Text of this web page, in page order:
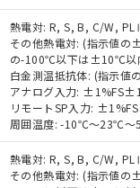
熱電対: R, S, B, C/W,
その他熱電対: (指示値
の-100℃以下は±10℃以
白金測温抵抗体: (指示
アナログ入力:
リモートSP入力:
周囲温度: -10℃～23℃～
熱電対: R, S, B, C/W,
その他熱電対: (指示値